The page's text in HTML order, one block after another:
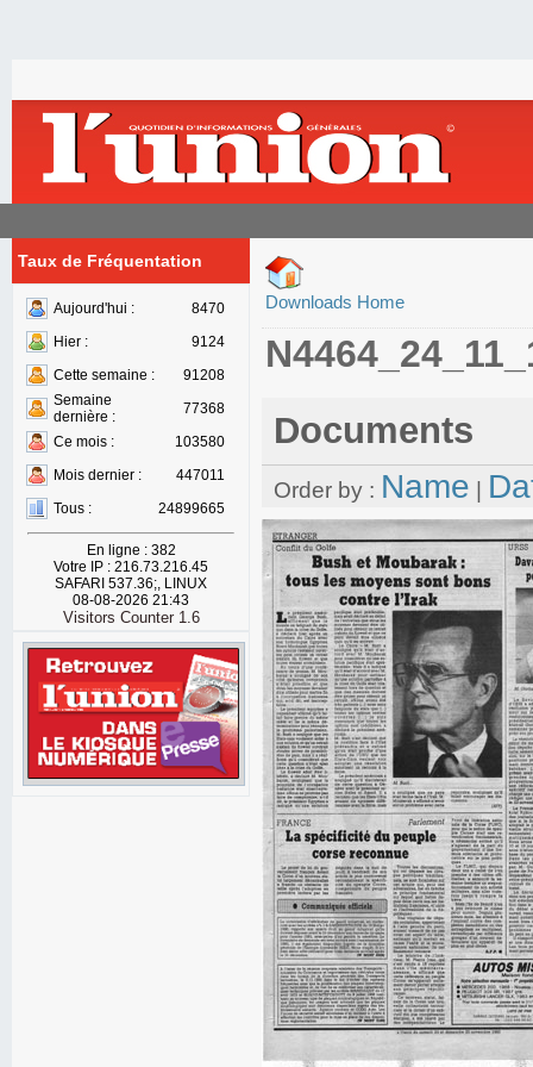
Taux de Fréquentation
Aujourd'hui :
8470
Hier :
9124
Cette semaine :
91208
Semaine
dernière :
77368
Ce mois :
103580
Mois dernier :
447011
Tous :
24899665
En ligne : 382
Votre IP : 216.73.216.45
SAFARI 537.36;, LINUX
08-08-2026 21:43
Visitors Counter 1.6
Downloads Home
Documents
Order by : Name